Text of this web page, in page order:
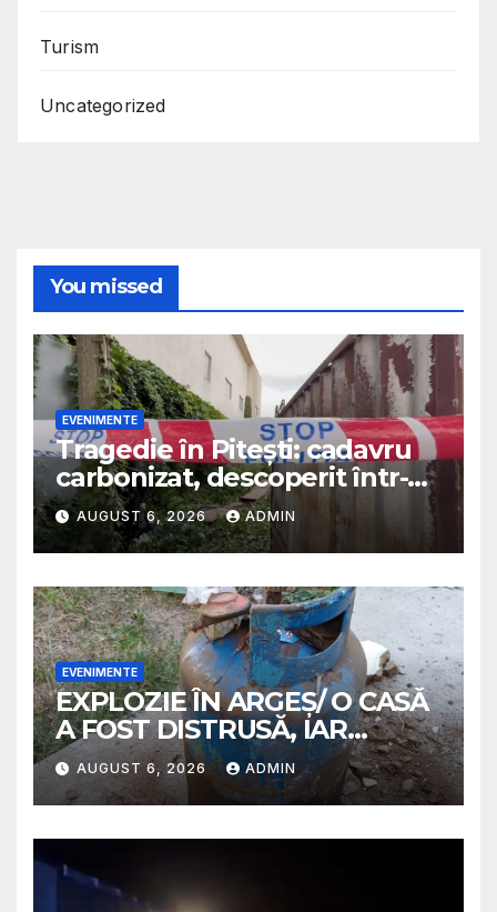
Turism
Uncategorized
You missed
EVENIMENTE
Tragedie în Pitești: cadavru
carbonizat, descoperit într-o
casă abandonată
AUGUST 6, 2026 ADMIN
EVENIMENTE
EXPLOZIE ÎN ARGEȘ/ O CASĂ
A FOST DISTRUSĂ, IAR
PROPRIETARA A SUFERIT
ARSURI GRAVE
AUGUST 6, 2026 ADMIN